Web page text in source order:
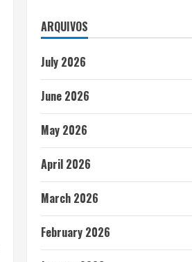
ARQUIVOS
July 2026
June 2026
May 2026
April 2026
March 2026
February 2026